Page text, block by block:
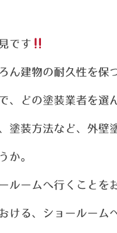
です
ん建物の耐久性を保
、どの塗装業者を選
塗装方法など、外壁
か。
ルームへ行くことを
ける、ショールーム